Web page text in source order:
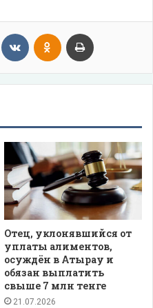
LinkedIn VKontakteOdnoklassniki
Отец, уклонявшийся от
уплаты алиментов,
осуждён в Атырау и
обязан выплатить
свыше 7 млн тенге
21.07.2026